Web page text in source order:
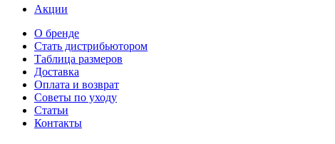
Акции
О бренде
Стать дистрибьютором
Таблица размеров
Доставка
Оплата и возврат
Советы по уходу
Статьи
Контакты